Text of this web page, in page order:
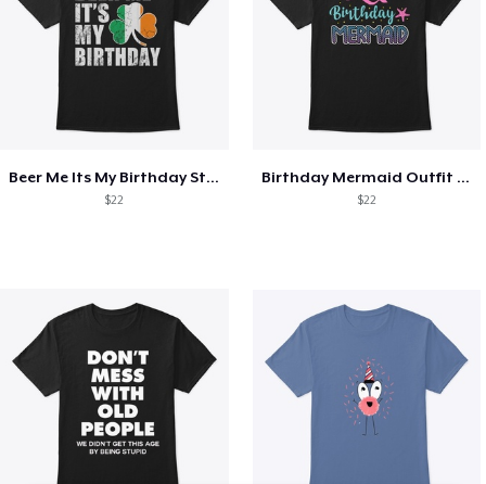
Beer Me Its My Birthday St Patricks Day
$22
Birthday Mermaid Outfit Costume
$22